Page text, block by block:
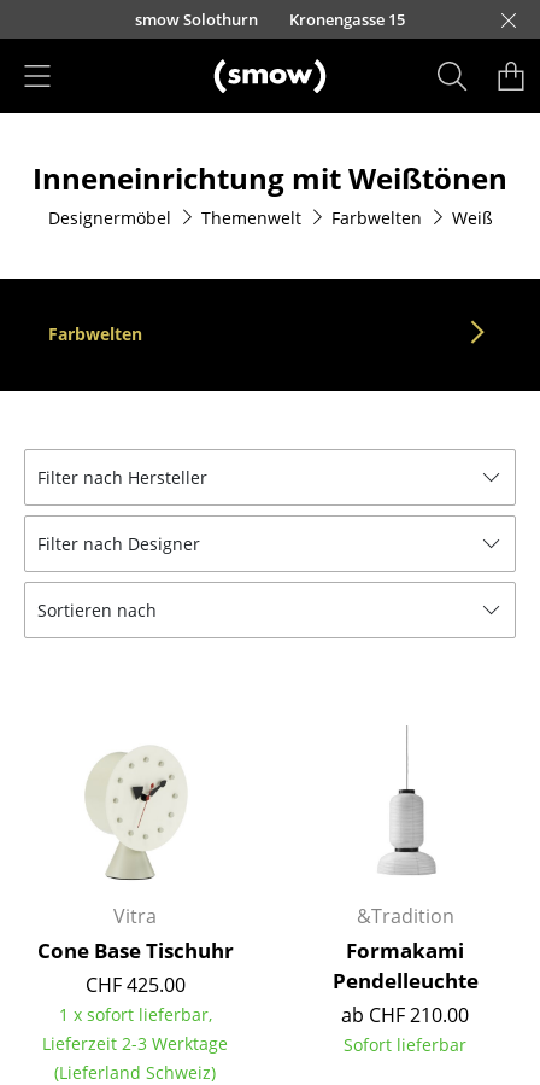
Direkt zum Inhaltsmow Solothurn Kronengasse 15
Sitzmöbel
Esszimmerstühle
Sofas
Sessel
Freischwinger
Barhocker
Hocker
Bänke & Liegen
Kinderstühle
Schaukelstühle
Bürodrehstühle
Konferenzstühle
Bürosessel
Einzelteile
... alle Sitzmöbel
Inneneinrichtung mit Weißtönen
Designermöbel Themenwelt Farbwelten Weiß
Farbwelten
Filter nach Hersteller
Filter nach Designer
Sortieren nach
Vitra
Cone Base Tischuhr
CHF 425.00
1 x sofort lieferbar,
Lieferzeit 2-3 Werktage
(Lieferland Schweiz)
&Tradition
Formakami
Pendelleuchte
ab CHF 210.00
Sofort lieferbar